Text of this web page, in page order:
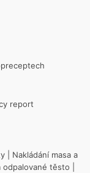
report
Nakládání masa a
odpalované těsto